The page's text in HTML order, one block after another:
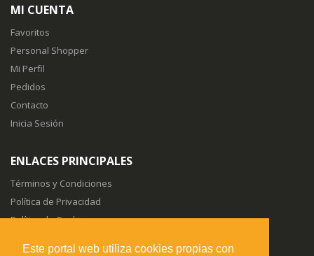
Este portal web utiliza cookies propias con
MI CUENTA
Favoritos
Personal Shopper
Mi Perfil
Pedidos
Contacto
Inicia Sesión
ENLACES PRINCIPALES
Términos y Condiciones
Política de Privacidad
Política de Cookies